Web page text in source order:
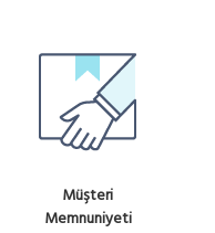
Müşteri
Memnuniyeti